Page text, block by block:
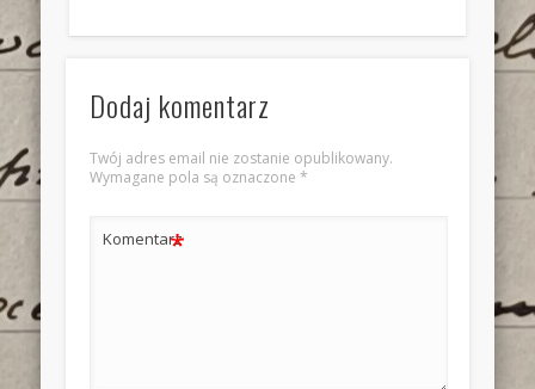
Dodaj komentarz
Twój adres email nie zostanie opublikowany.
Wymagane pola są oznaczone *
Komentarz
*